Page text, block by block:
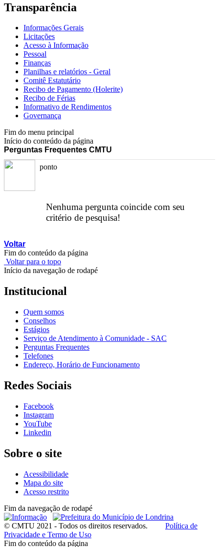
Transparência
Informações Gerais
Licitações
Acesso à Informação
Pessoal
Finanças
Planilhas e relatórios - Geral
Comitê Estatutário
Recibo de Pagamento (Holerite)
Recibo de Férias
Informativo de Rendimentos
Governança
Fim do menu principal
Início do conteúdo da página
Perguntas Frequentes CMTU
ponto
Nenhuma pergunta coincide com seu
critério de pesquisa!
Voltar
Fim do conteúdo da página
Voltar para o topo
Início da navegação de rodapé
Institucional
Quem somos
Conselhos
Estágios
Serviço de Atendimento à Comunidade - SAC
Perguntas Frequentes
Telefones
Endereço, Horário de Funcionamento
Redes Sociais
Facebook
Instagram
YouTube
Linkedin
Sobre o site
Acessibilidade
Mapa do site
Acesso restrito
Fim da navegação de rodapé
© CMTU 2021 - Todos os direitos reservados. Política de
Privacidade e Termo de Uso
Fim do conteúdo da página